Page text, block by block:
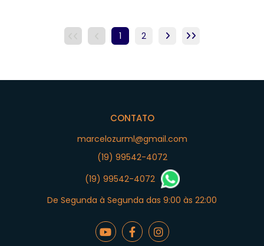
1 2
CONTATO
marcelozurml@gmail.com
(19) 99542-4072
(19) 99542-4072
De Segunda à Segunda das 9:00 às 22:00